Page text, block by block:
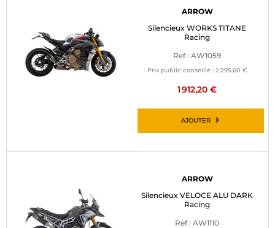
ARROW
Silencieux WORKS TITANE
Racing
Ref : AW1059
Prix public conseillé : 2 295,60 €
1 912,20 €
AJOUTER
ARROW
Silencieux VELOCE ALU DARK
Racing
Ref : AW1110